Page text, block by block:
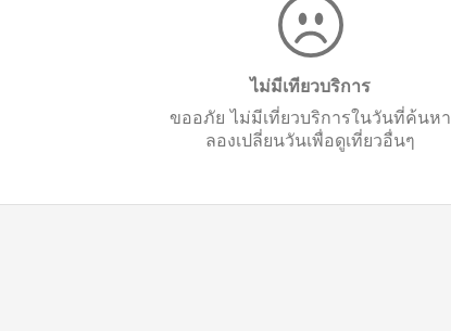
ไม่มีเทียวบริการ
ขออภัย ไม่มีเที่ยวบริการในวันที่ค้นหา
ลองเปลี่ยนวันเพื่อดูเที่ยวอื่นๆ